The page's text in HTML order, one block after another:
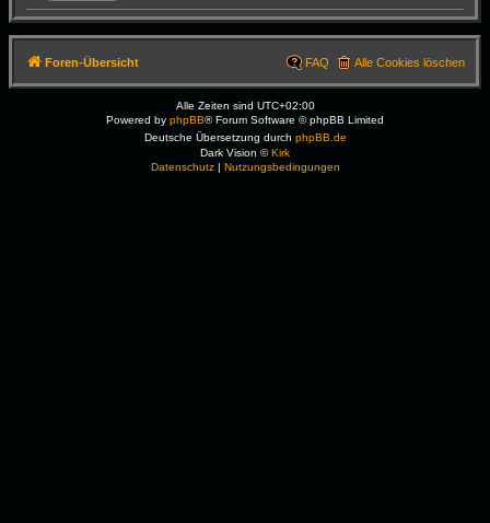
Foren-Übersicht Alle Cookies löschen
FAQ
Alle Zeiten sind UTC+02:00
Powered by phpBB® Forum Software © phpBB Limited
Deutsche Übersetzung durch phpBB.de
Dark Vision ©Kirk
Datenschutz| Nutzungsbedingungen